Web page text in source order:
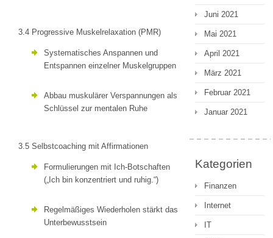
3.4 Progressive Muskelrelaxation (PMR)
Systematisches Anspannen und
Entspannen einzelner Muskelgruppen
Abbau muskulärer Verspannungen als
Schlüssel zur mentalen Ruhe
3.5 Selbstcoaching mit Affirmationen
Formulierungen mit Ich-Botschaften
(„Ich bin konzentriert und ruhig.“)
Regelmäßiges Wiederholen stärkt das
Unterbewusstsein
Juni 2021
Mai 2021
April 2021
März 2021
Februar 2021
Januar 2021
Kategorien
Finanzen
Internet
IT